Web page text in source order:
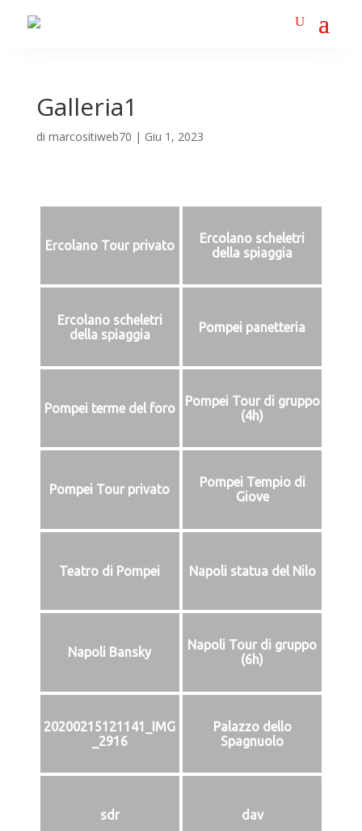
Galleria1
di marcositiweb70 | Giu 1, 2023
Ercolano Tour privato
Ercolano scheletri
della spiaggia
Ercolano scheletri
della spiaggia
Pompei panetteria
Pompei terme del foro
Pompei Tour di gruppo
(4h)
Pompei Tour privato
Pompei Tempio di
Giove
Teatro di Pompei Napoli statua del Nilo
Napoli Bansky
Napoli Tour di gruppo
(6h)
20200215121141_IMG
_2916
Palazzo dello
Spagnuolo
sdr dav